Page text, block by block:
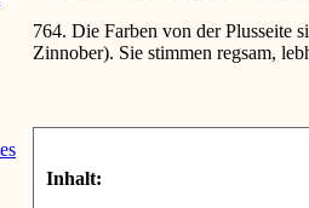
764. Die Farben von der Plusseite
Zinnober). Sie stimmen regsam,
Inhalt: